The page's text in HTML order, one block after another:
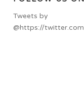
Tweets by
@https://